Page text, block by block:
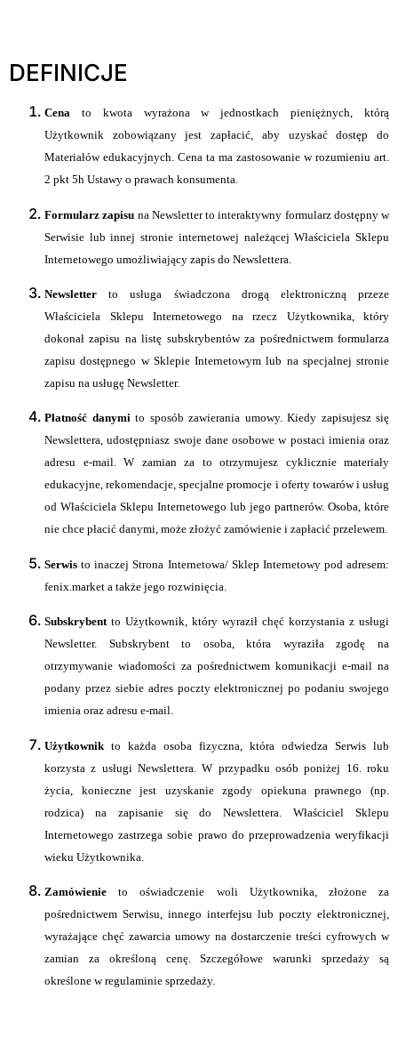
DEFINICJE
Cena to kwota wyrażona w jednostkach pieniężnych, którą
Użytkownik zobowiązany jest zapłacić, aby uzyskać dostęp do
Materiałów edukacyjnych. Cena ta ma zastosowanie w rozumieniu art.
2 pkt 5h Ustawy o prawach konsumenta.
Formularz zapisu na Newsletter to interaktywny formularz dostępny w
Serwisie lub innej stronie internetowej należącej Właściciela Sklepu
Internetowego umożliwiający zapis do Newslettera.
Newsletter to usługa świadczona drogą elektroniczną przeze
Właściciela Sklepu Internetowego na rzecz Użytkownika, który
dokonał zapisu na listę subskrybentów za pośrednictwem formularza
zapisu dostępnego w Sklepie Internetowym lub na specjalnej stronie
zapisu na usługę Newsletter.
Płatność danymito sposób zawierania umowy. Kiedy zapisujesz się
Newslettera, udostępniasz swoje dane osobowe w postaci imienia oraz
adresu e-mail. W zamian za to otrzymujesz cyklicznie materiały
edukacyjne, rekomendacje, specjalne promocje i oferty towarów i usług
od Właściciela Sklepu Internetowego lub jego partnerów. Osoba, które
nie chce płacić danymi, może złożyć zamówienie i zapłacić przelewem.
Serwis to inaczej Strona Internetowa/ Sklep Internetowy pod adresem:
fenix.market a także jego rozwinięcia.
Subskrybentto Użytkownik, który wyraził chęć korzystania z usługi
Newsletter. Subskrybent to osoba, która wyraziła zgodę na
otrzymywanie wiadomości za pośrednictwem komunikacji e-mail na
podany przez siebie adres poczty elektronicznej po podaniu swojego
imienia oraz adresu e-mail.
Użytkownik to każda osoba fizyczna, która odwiedza Serwis lub
korzysta z usługi Newslettera. W przypadku osób poniżej 16. roku
życia, konieczne jest uzyskanie zgody opiekuna prawnego (np.
rodzica) na zapisanie się do Newslettera. Właściciel Sklepu
Internetowego zastrzega sobie prawo do przeprowadzenia weryfikacji
wieku Użytkownika.
Zamówienie to oświadczenie woli Użytkownika, złożone za
pośrednictwem Serwisu, innego interfejsu lub poczty elektronicznej,
wyrażające chęć zawarcia umowy na dostarczenie treści cyfrowych w
zamian za określoną cenę. Szczegółowe warunki sprzedaży są
określone w regulaminie sprzedaży.